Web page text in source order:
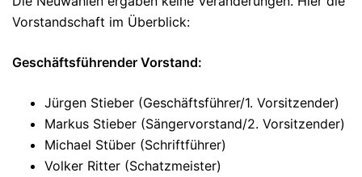
Vorstandschaft im Überblick:
Geschäftsführender Vorstand:
Jürgen Stieber (Geschäftsführer/1. Vorsitzender)
Markus Stieber (Sängervorstand/2. Vorsitzender)
Michael Stüber (Schriftführer)
Volker Ritter (Schatzmeister)